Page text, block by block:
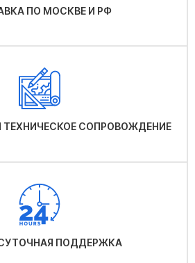
ПО МОСКВЕ И РФ
СОПРОВОЖДЕНИЕ
ПОДДЕРЖКА